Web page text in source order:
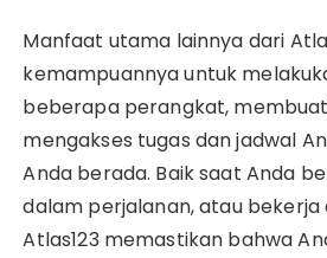
Manfaat utama lainnya dari
kemampuannya untuk
beberapa perangkat,
mengakses tugas dan jadwal
Anda berada. Baik saat Anda
dalam perjalanan, atau bekerja
Atlas123 memastikan bahwa